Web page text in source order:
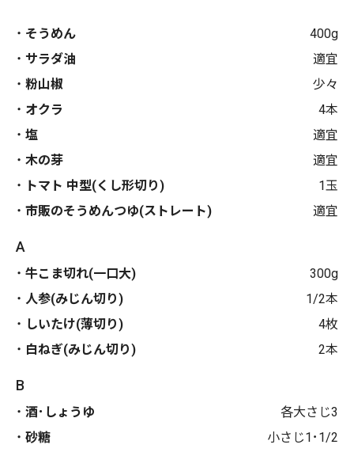
そうめん
400g
サラダ油
適宜
粉山椒
少々
オクラ
4本
塩
適宜
木の芽
適宜
トマト 中型(くし形切り)
1玉
市販のそうめんつゆ(ストレート)
適宜
A
牛こま切れ(一口大)
300g
人参(みじん切り)
1/2本
しいたけ(薄切り)
4枚
白ねぎ(みじん切り)
2本
B
酒･しょうゆ
各大さじ3
砂糖
小さじ1･1/2